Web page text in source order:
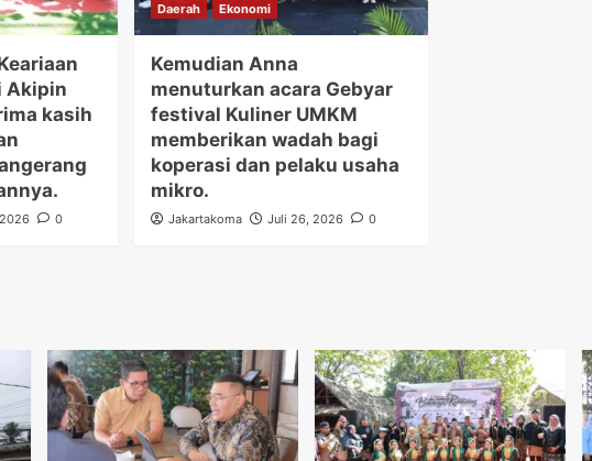
Akipin
kasih
0
Daerah Ekonomi
Kemudian Anna
menuturkan acara Gebyar
festival Kuliner UMKM
memberikan wadah bagi
koperasi dan pelaku usaha
mikro.
Jakartakoma Juli 26, 2026 0